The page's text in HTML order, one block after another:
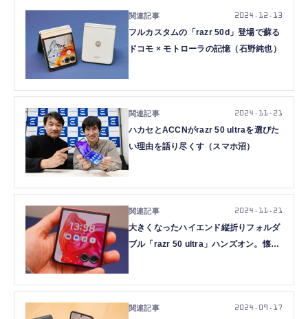
フルカスタムの「razr 50d」登場で蘇る
ドコモ × モトローラの記憶（石野純也）
2024.12.13
ハカセとACCNがrazr 50 ultraを選びた
い理由を語り尽くす（スマホ沼）
2024.11.21
大きくなったハイエンド縦折りフォルダ
ブル「razr 50 ultra」ハンズオン。懐か
2024.11.21
2024.09.17